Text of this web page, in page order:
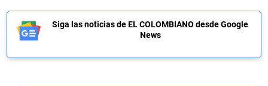
Siga las noticias de EL COLOMBIANO desde Google
News